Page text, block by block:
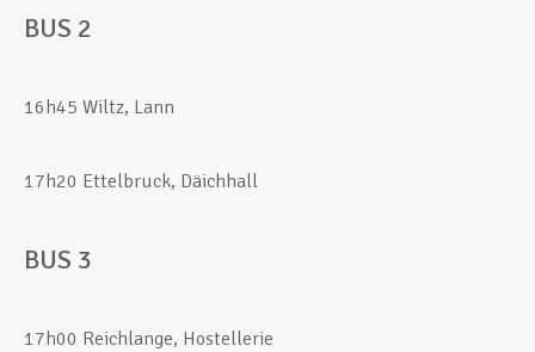
BUS 2
16h45 Wiltz, Lann
17h20 Ettelbruck, Däichhall
BUS 3
17h00 Reichlange, Hostellerie